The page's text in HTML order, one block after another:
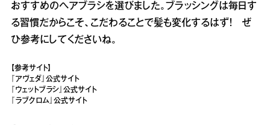
おすすめのヘアブラシを選びました。ブラッシングは毎日す
る習慣だからこそ、こだわることで髪も変化するはず！ ぜ
ひ参考にしてくださいね。
【参考サイト】
『アヴェダ』公式サイト
『ウェットブラシ』公式サイト
『ラブクロム』公式サイト